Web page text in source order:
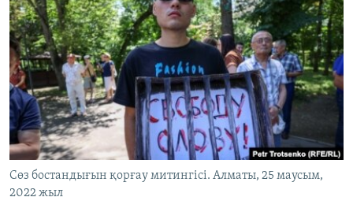
Русский
ЖАЗЫЛЫҢЫЗ
Басқа тілдерде
Сөз бостандығын қорғау митингісі. Алматы, 25 маусым,
2022 жыл